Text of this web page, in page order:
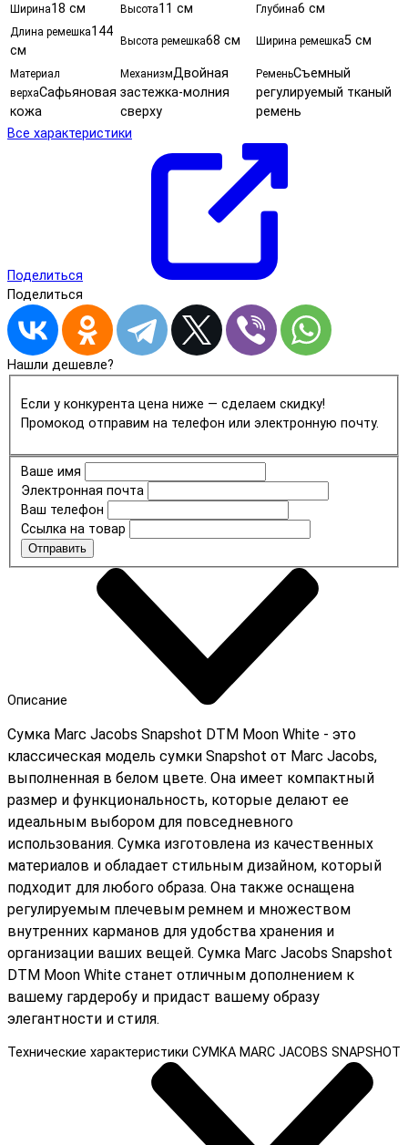
Ширина18 см Высота11 см Глубина6 см
Длина ремешка144
см
Высота ремешка68 см Ширина ремешка5 см
Материал
верхаСафьяновая
кожа
МеханизмДвойная
застежка-молния
сверху
РеменьСъемный
регулируемый тканый
ремень
Все характеристики
Поделиться
Поделиться
Нашли дешевле?
Если у конкурента цена ниже — сделаем скидку!
Промокод отправим на телефон или электронную почту.
Ваше имя
Электронная почта
Ваш телефон
Ссылка на товар
Отправить
Описание
Сумка Marc Jacobs Snapshot DTM Moon White - это
классическая модель сумки Snapshot от Marc Jacobs,
выполненная в белом цвете. Она имеет компактный
размер и функциональность, которые делают ее
идеальным выбором для повседневного
использования. Сумка изготовлена из качественных
материалов и обладает стильным дизайном, который
подходит для любого образа. Она также оснащена
регулируемым плечевым ремнем и множеством
внутренних карманов для удобства хранения и
организации ваших вещей. Сумка Marc Jacobs Snapshot
DTM Moon White станет отличным дополнением к
вашему гардеробу и придаст вашему образу
элегантности и стиля.
Технические характеристики СУМКА MARC JACOBS SNAPSHOT